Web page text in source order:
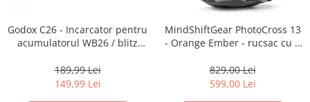
Godox C26 - Incarcator pentru
acumulatorul WB26 / blitz
189,99 Lei
149,99 Lei
MindShiftGear PhotoCross 13
- Orange Ember - rucsac cu o
829,00 Lei
599,00 Lei